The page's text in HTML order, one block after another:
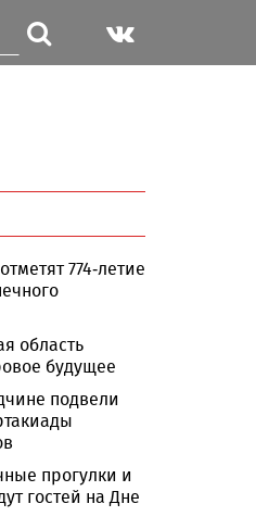
774-летие
область
будущее
подвели
прогулки и
гостей на Дне